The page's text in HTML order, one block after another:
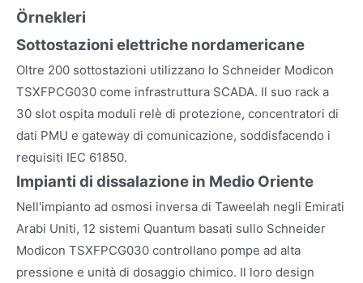
Örnekleri
Sottostazioni elettriche nordamericane
Oltre 200 sottostazioni utilizzano lo Schneider Modicon
TSXFPCG030 come infrastruttura SCADA. Il suo rack a
30 slot ospita moduli relè di protezione, concentratori di
dati PMU e gateway di comunicazione, soddisfacendo i
requisiti IEC 61850.
Impianti di dissalazione in Medio Oriente
Nell'impianto ad osmosi inversa di Taweelah negli Emirati
Arabi Uniti, 12 sistemi Quantum basati sullo Schneider
Modicon TSXFPCG030 controllano pompe ad alta
pressione e unità di dosaggio chimico. Il loro design